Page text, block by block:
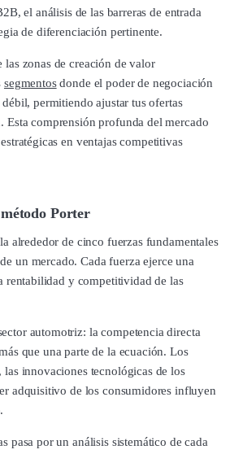
el análisis de las barreras de entrada
de diferenciación pertinente.
zonas de creación de valor
segmentosdonde el poder de negociación
permitiendo ajustar tus ofertas
Esta comprensión profunda del mercado
en ventajas competitivas
Porter
alrededor de cinco fuerzas fundamentales
un mercado. Cada fuerza ejerce una
rentabilidad y competitividad de las
automotriz: la competencia directa
que una parte de la ecuación. Los
las innovaciones tecnológicas de los
adquisitivo de los consumidores influyen
pasa por un análisis sistemático de cada